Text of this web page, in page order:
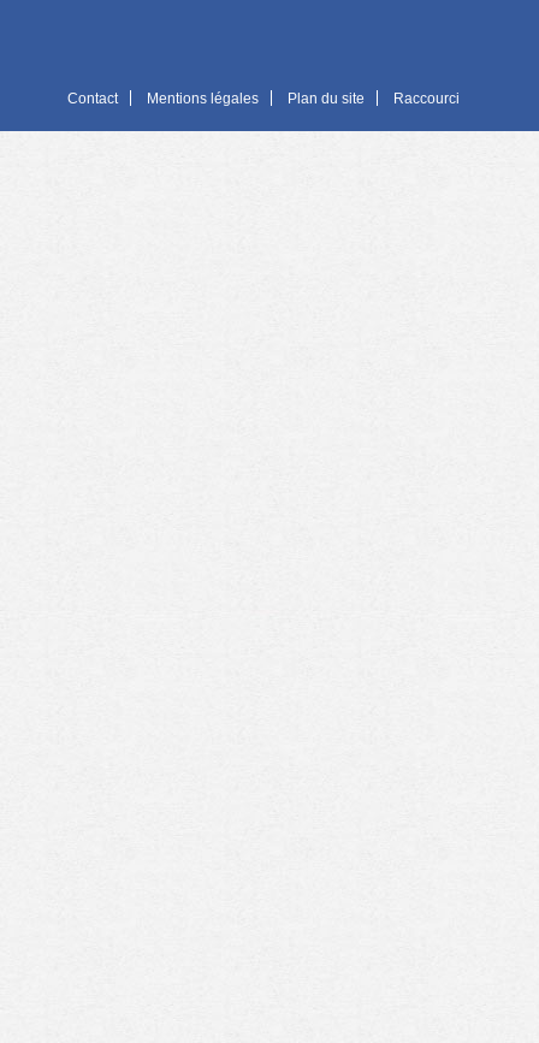
Contact Mentions légales Plan du site Raccourci